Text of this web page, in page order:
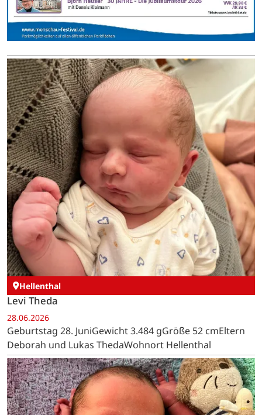
Hellenthal
Levi Theda
28.06.2026
Geburtstag 28. JuniGewicht 3.484 gGröße 52 cmEltern
Deborah und Lukas ThedaWohnort Hellenthal